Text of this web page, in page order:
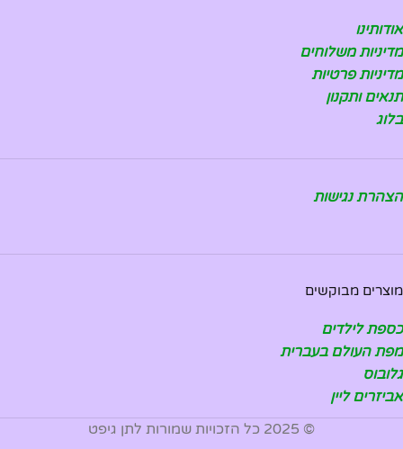
אודותינו
מדיניות משלוחים
מדיניות פרטיות
תנאים ותקנון
בלוג
הצהרת נגישות
מוצרים מבוקשים
כספת לילדים
מפת העולם בעברית
גלובוס
אביזרים ליין
© 2025 כל הזכויות שמורות לתן גיפט